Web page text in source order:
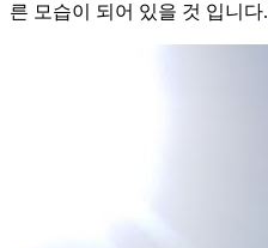
른 모습이 되어 있을 것 입니다.